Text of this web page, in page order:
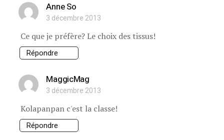
Anne So
3 décembre 2013
Ce que je préfère? Le choix des tissus!
Répondre
MaggicMag
3 décembre 2013
Kolapanpan c'est la classe!
Répondre